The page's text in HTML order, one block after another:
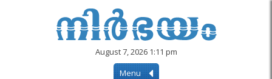
August 7, 2026 1:11 pm
Menu